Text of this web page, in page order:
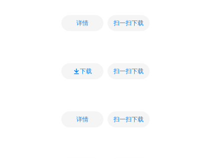
详情 扫一扫下载
下载 扫一扫下载
详情 扫一扫下载